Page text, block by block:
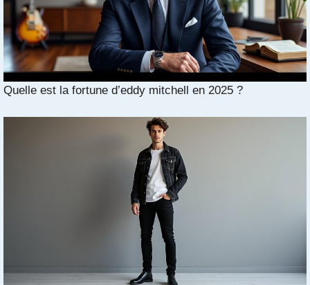
Quelle est la fortune d’eddy mitchell en 2025 ?